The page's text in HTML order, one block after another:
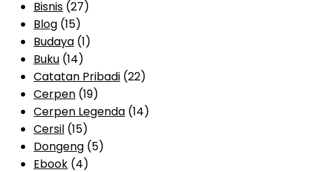
Bisnis (27)
Blog (15)
Budaya (1)
Buku (14)
Catatan Pribadi (22)
Cerpen (19)
Cerpen Legenda (14)
Cersil (15)
Dongeng (5)
Ebook (4)